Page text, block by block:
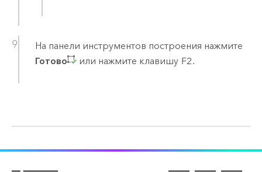
На панели инструментов построения нажмите
Готово
или нажмите клавишу F2.